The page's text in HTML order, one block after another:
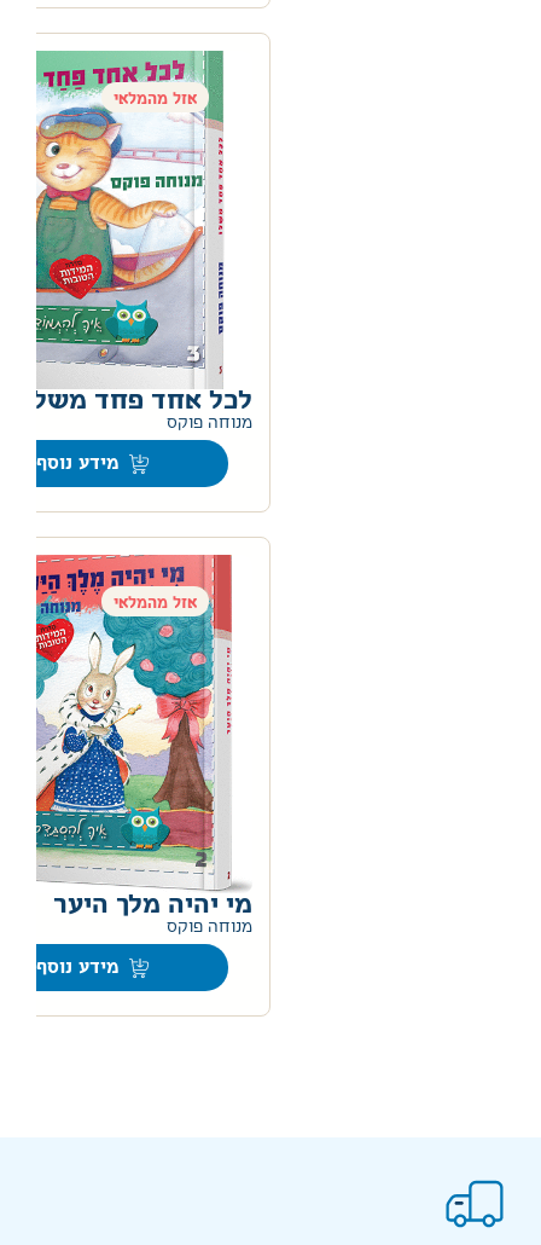
אזל מהמלאי
לכל אחד פחד משלו
מנוחה פוקס
מידע נוסף
אזל מהמלאי
מי יהיה מלך היער
מנוחה פוקס
מידע נוסף